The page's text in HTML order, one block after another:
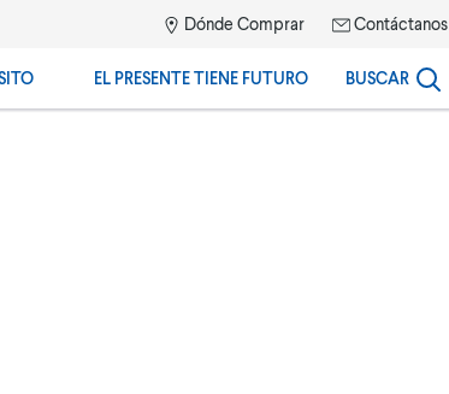
Dónde Comprar Contáctanos
EL PRESENTE TIENE FUTURO BUSCAR